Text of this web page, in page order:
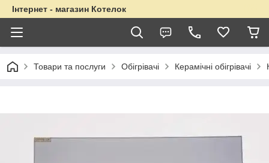
Інтернет - магазин Котелок
Товари та послуги Обігрівачі Керамічні обігрівачі